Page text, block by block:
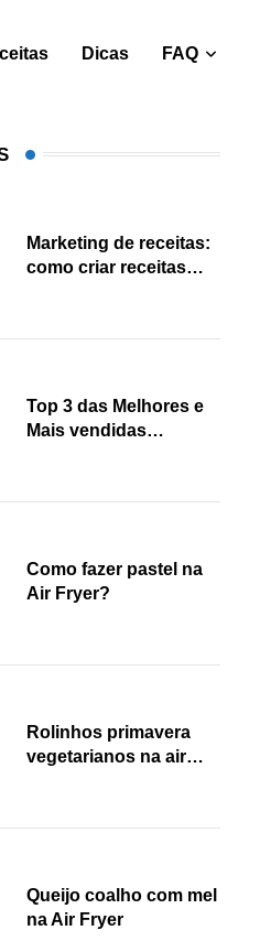
Dicas FAQ
Marketing de receitas:
como criar receitas
Top 3 das Melhores e
Mais vendidas
Como fazer pastel na
Air Fryer?
Rolinhos primavera
vegetarianos na air
Queijo coalho com mel
na Air Fryer